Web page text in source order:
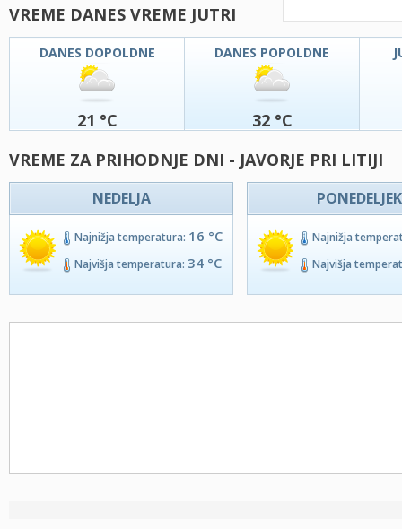
VREME DANES VREME JUTRI
DANES DOPOLDNE
21 °C
DANES POPOLDNE
32 °C
VREME ZA PRIHODNJE DNI - JAVORJE PRI LITIJI
NEDELJA
Najnižja temperatura: 16 °C
Najvišja temperatura: 34 °C
PONEDELJEK
Najnižja
Najvišja